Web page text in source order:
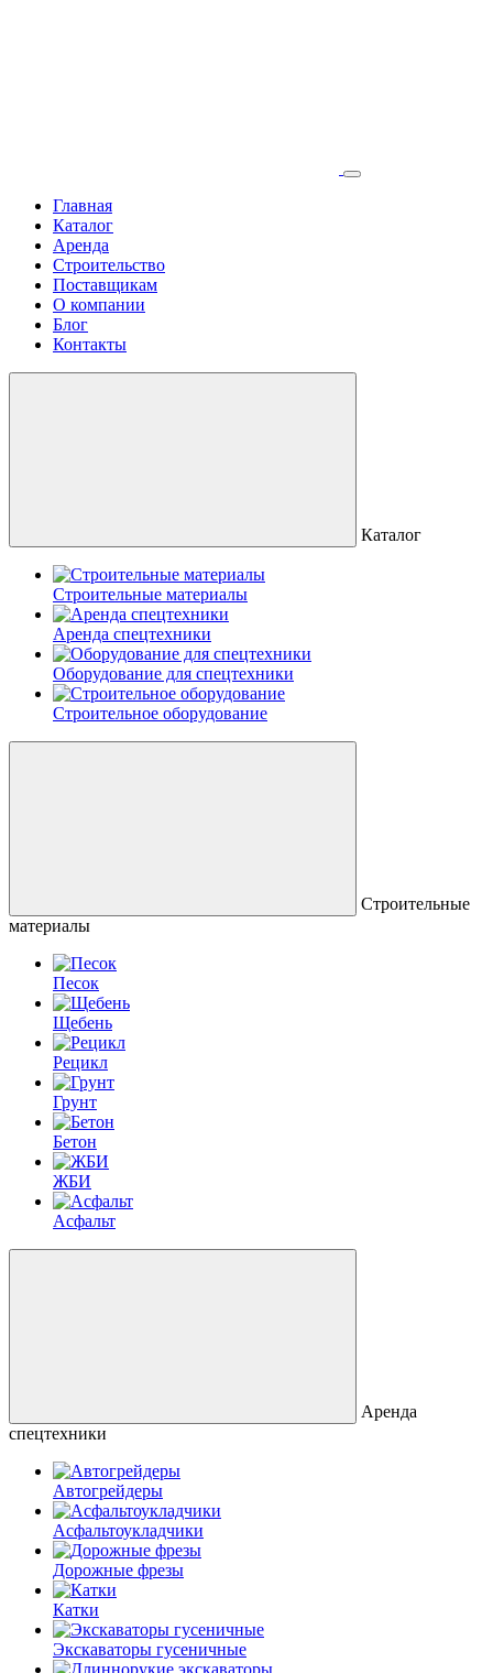
Главная
Каталог
Аренда
Строительство
Поставщикам
О компании
Блог
Контакты
Каталог
Строительные материалы
Аренда спецтехники
Оборудование для спецтехники
Строительное оборудование
Строительные
материалы
Песок
Щебень
Рецикл
Грунт
Бетон
ЖБИ
Асфальт
Аренда
спецтехники
Автогрейдеры
Асфальто­укладчики
Дорожные фрезы
Катки
Экскаваторы гусеничные